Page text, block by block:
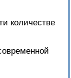
количестве